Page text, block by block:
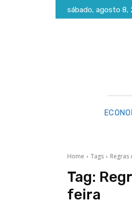
sábado, agosto 8,
Home Tags
Tag:
feira